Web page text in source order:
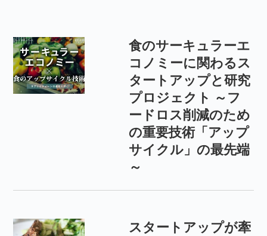
食のサーキュラーエ
コノミーに関わるス
タートアップと研究
プロジェクト ～フ
ードロス削減のため
の重要技術「アップ
サイクル」の最先端
～
スタートアップが牽